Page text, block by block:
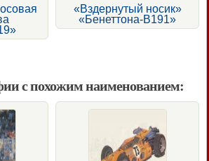
«Вздернутый носик»
«Бенеттона-В191»
с похожим наименованием: